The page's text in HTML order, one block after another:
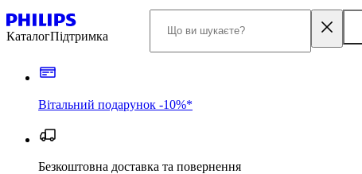
КаталогПідтримка
Вітальний подарунок -10%*
Безкоштовна доставка та повернення